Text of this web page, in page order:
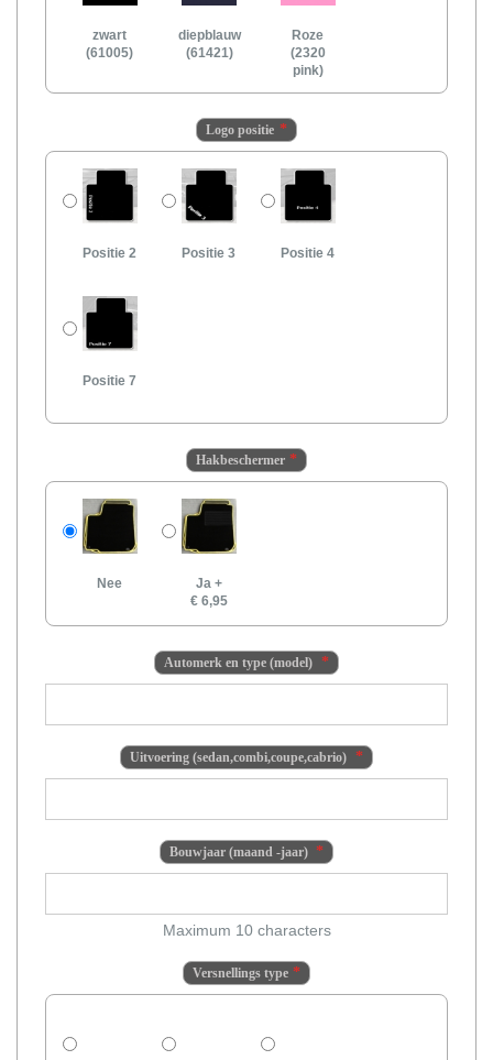
zwart
(61005)
diepblauw
(61421)
Roze
(2320
pink)
Logo positie
Positie 2 Positie 3 Positie 4
Positie 7
Hakbeschermer
Nee Ja +
€ 6,95
Automerk en type (model)
Uitvoering (sedan,combi,coupe,cabrio)
Bouwjaar (maand -jaar)
Maximum 10 characters
Versnellings type